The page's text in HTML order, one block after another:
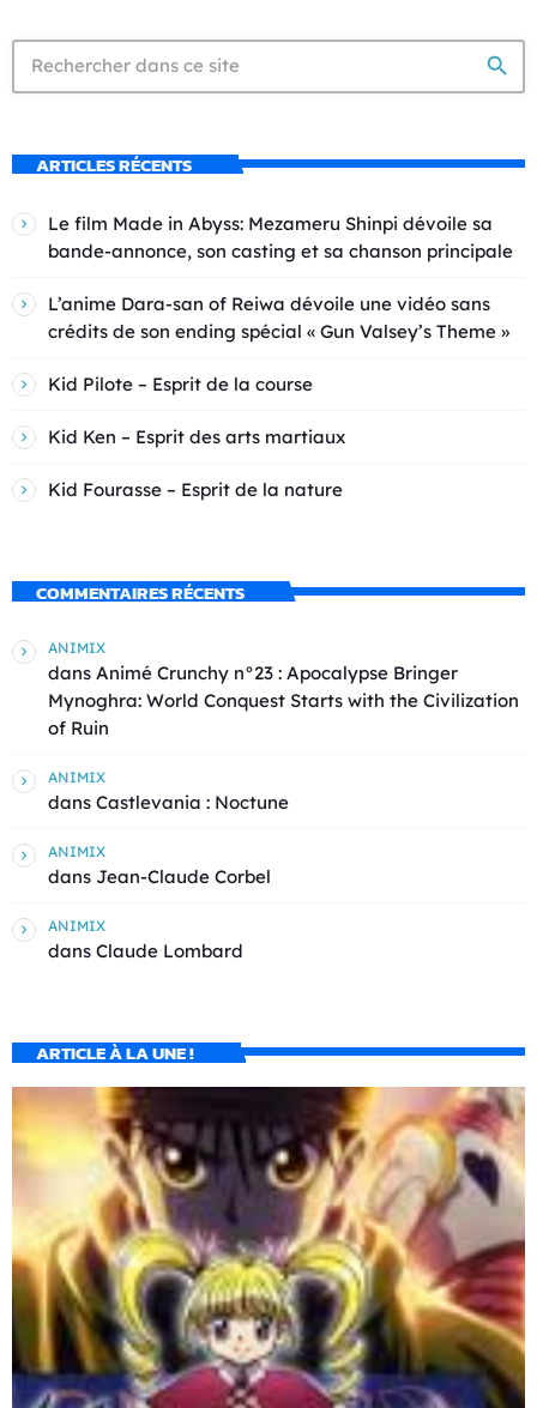
search
ARTICLES RÉCENTS
Le film Made in Abyss: Mezameru Shinpi dévoile sa
bande-annonce, son casting et sa chanson principale
L’anime Dara-san of Reiwa dévoile une vidéo sans
crédits de son ending spécial « Gun Valsey’s Theme »
Kid Pilote – Esprit de la course
Kid Ken – Esprit des arts martiaux
Kid Fourasse – Esprit de la nature
COMMENTAIRES RÉCENTS
ANIMIX
dans Animé Crunchy n°23 : Apocalypse Bringer
Mynoghra: World Conquest Starts with the Civilization
of Ruin
ANIMIX
dans Castlevania : Noctune
ANIMIX
dans Jean-Claude Corbel
ANIMIX
dans Claude Lombard
ARTICLE À LA UNE !